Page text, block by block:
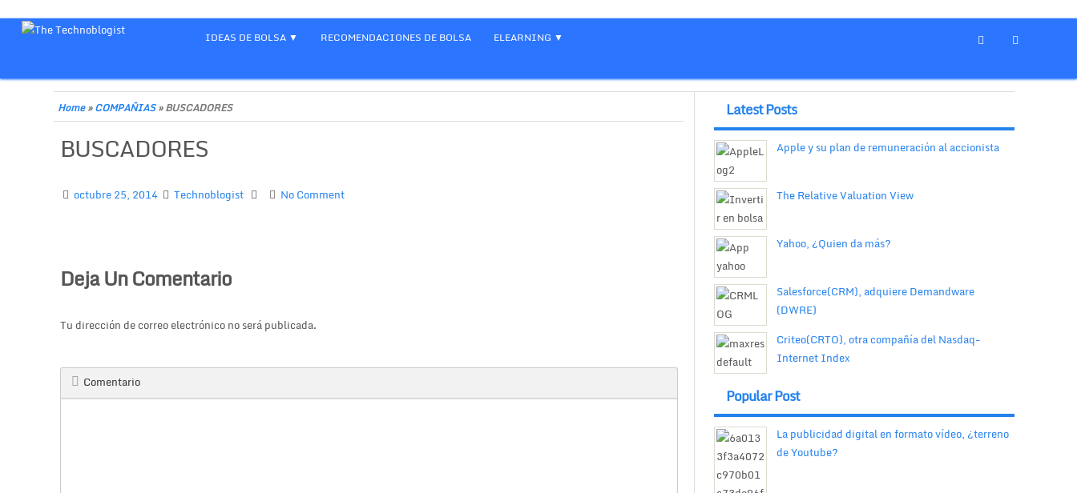
IDEAS DE BOLSA RECOMENDACIONES DE BOLSA ELEARNING
Home»COMPAÑIAS»BUSCADORES
BUSCADORES
octubre 25, 2014 Technoblogist No Comment
Deja Un Comentario
Tu dirección de correo electrónico no será publicada.
Comentario
Latest Posts
Apple y su plan de remuneración al accionista
The Relative Valuation View
Yahoo, ¿Quien da más?
Salesforce(CRM), adquiere Demandware
(DWRE)
Criteo(CRTO), otra compañía del Nasdaq-
Internet Index
Popular Post
La publicidad digital en formato vídeo, ¿terreno
de Youtube?